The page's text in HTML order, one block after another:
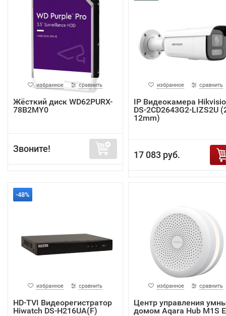
избранное сравнить
Жёсткий диск WD62PURX-
78B2MY0
Звоните!
избранное сравнить
IP Видеокамера
DS-2CD2643G2-LIZS2U
12mm)
17 083 руб.
-48%
избранное сравнить
HD-TVI Видеорегистратор
Hiwatch DS-H216UA(F)
избранное сравнить
Центр управления
домом Aqara Hub M1S